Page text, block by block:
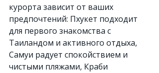
курорта зависит от ваших
предпочтений: Пхукет подходит
для первого знакомства с
Таиландом и активного отдыха,
Самуи радует спокойствием и
чистыми пляжами, Краби